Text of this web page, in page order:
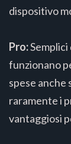
dispositivo
Pro:
funzionano
spese anche
raramente i
vantaggiosi